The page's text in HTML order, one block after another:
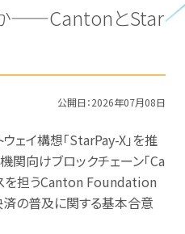
t
n
——CantonとStar
公開日：2026年07月08日
ェイ構想「StarPay-X」を推
関向けブロックチェーン「Ca
を担うCanton Foundation
の普及に関する基本合意